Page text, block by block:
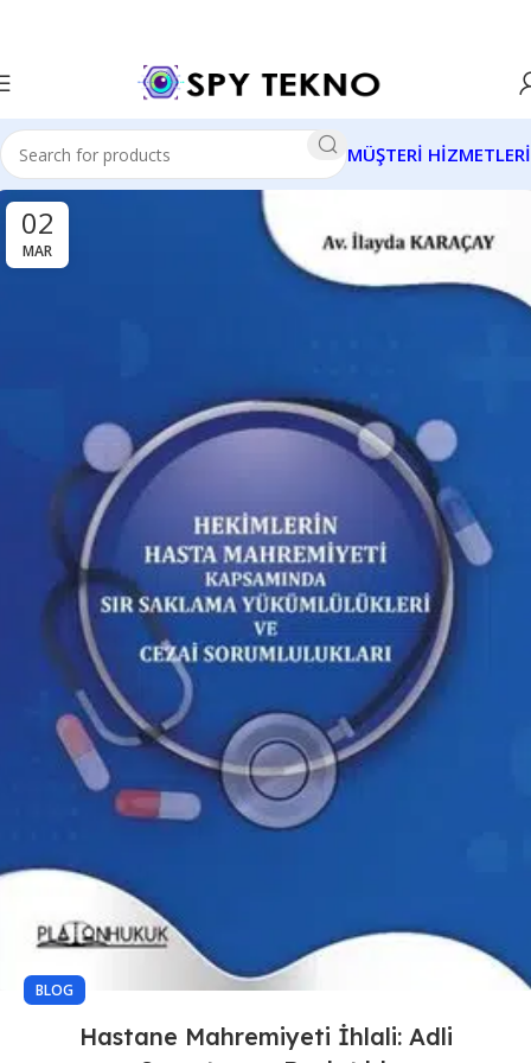
MÜŞTERİ HİZMETLERİ
02
MAR
BLOG
Hastane Mahremiyeti İhlali: Adli